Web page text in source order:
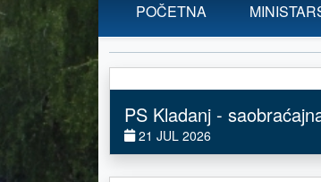
POČETNA
PS Kladanj -
21 JUL 2026